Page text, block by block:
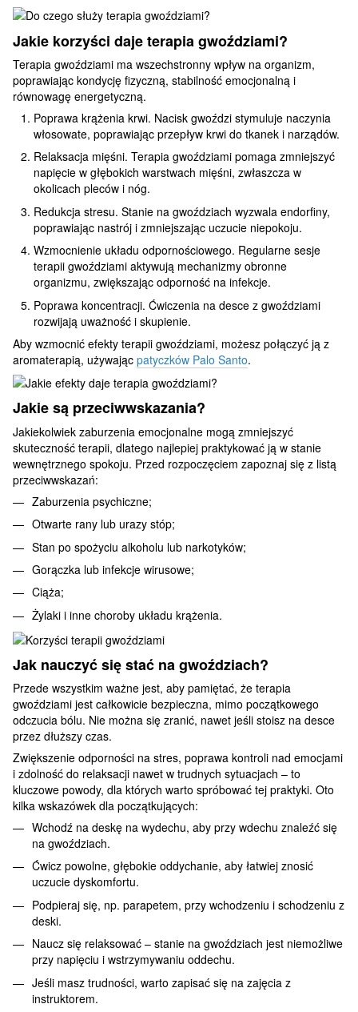
Jakie korzyści daje terapia gwoździami?
Terapia gwoździami ma wszechstronny wpływ na organizm,
poprawiając kondycję fizyczną, stabilność emocjonalną i
równowagę energetyczną.
Poprawa krążenia krwi. Nacisk gwoździ stymuluje naczynia
włosowate, poprawiając przepływ krwi do tkanek i narządów.
Relaksacja mięśni. Terapia gwoździami pomaga zmniejszyć
napięcie w głębokich warstwach mięśni, zwłaszcza w
okolicach pleców i nóg.
Redukcja stresu. Stanie na gwoździach wyzwala endorfiny,
poprawiając nastrój i zmniejszając uczucie niepokoju.
Wzmocnienie układu odpornościowego. Regularne sesje
terapii gwoździami aktywują mechanizmy obronne
organizmu, zwiększając odporność na infekcje.
Poprawa koncentracji. Ćwiczenia na desce z gwoździami
rozwijają uważność i skupienie.
Aby wzmocnić efekty terapii gwoździami, możesz połączyć ją z
aromaterapią, używając patyczków Palo Santo.
Jakie są przeciwwskazania?
Jakiekolwiek zaburzenia emocjonalne mogą zmniejszyć
skuteczność terapii, dlatego najlepiej praktykować ją w stanie
wewnętrznego spokoju. Przed rozpoczęciem zapoznaj się z listą
przeciwwskazań:
Zaburzenia psychiczne;
Otwarte rany lub urazy stóp;
Stan po spożyciu alkoholu lub narkotyków;
Gorączka lub infekcje wirusowe;
Ciąża;
Żylaki i inne choroby układu krążenia.
Jak nauczyć się stać na gwoździach?
Przede wszystkim ważne jest, aby pamiętać, że terapia
gwoździami jest całkowicie bezpieczna, mimo początkowego
odczucia bólu. Nie można się zranić, nawet jeśli stoisz na desce
przez dłuższy czas.
Zwiększenie odporności na stres, poprawa kontroli nad emocjami
i zdolność do relaksacji nawet w trudnych sytuacjach – to
kluczowe powody, dla których warto spróbować tej praktyki. Oto
kilka wskazówek dla początkujących:
Wchodź na deskę na wydechu, aby przy wdechu znaleźć się
na gwoździach.
Ćwicz powolne, głębokie oddychanie, aby łatwiej znosić
uczucie dyskomfortu.
Podpieraj się, np. parapetem, przy wchodzeniu i schodzeniu z
deski.
Naucz się relaksować – stanie na gwoździach jest niemożliwe
przy napięciu i wstrzymywaniu oddechu.
Jeśli masz trudności, warto zapisać się na zajęcia z
instruktorem.